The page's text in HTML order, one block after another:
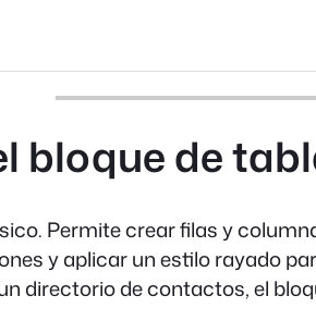
bloque de
Permite crear filas y
y aplicar un estilo rayado
directorio de contactos, el